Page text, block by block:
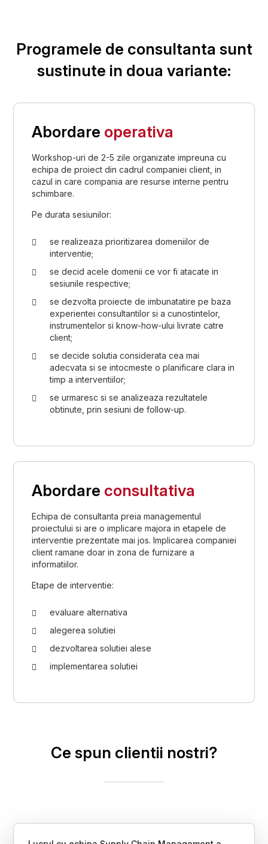
Programele de consultanta sunt
sustinute in doua variante:
Abordare operativa
Workshop-uri de 2-5 zile organizate impreuna cu
echipa de proiect din cadrul companiei client, in
cazul in care compania are resurse interne pentru
schimbare.
Pe durata sesiunilor:
se realizeaza prioritizarea domeniilor de
interventie;
se decid acele domenii ce vor fi atacate in
sesiunile respective;
se dezvolta proiecte de imbunatatire pe baza
experientei consultantilor si a cunostintelor,
instrumentelor si know-how-ului livrate catre
client;
se decide solutia considerata cea mai
adecvata si se intocmeste o planificare clara in
timp a interventiilor;
se urmaresc si se analizeaza rezultatele
obtinute, prin sesiuni de follow-up.
Abordare consultativa
Echipa de consultanta preia managementul
proiectului si are o implicare majora in etapele de
interventie prezentate mai jos. Implicarea companiei
client ramane doar in zona de furnizare a
informatiilor.
Etape de interventie:
evaluare alternativa
alegerea solutiei
dezvoltarea solutiei alese
implementarea solutiei
Ce spun clientii nostri?